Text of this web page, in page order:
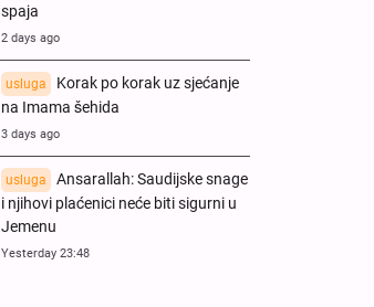
spaja
2 days ago
usluga
Korak po korak uz sjećanje
na Imama šehida
3 days ago
usluga
Ansarallah: Saudijske snage
i njihovi plaćenici neće biti sigurni u
Jemenu
Yesterday 23:48